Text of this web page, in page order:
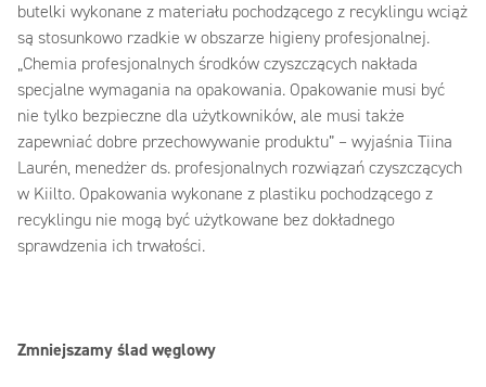
butelki wykonane z materiału pochodzącego z recyklingu wciąż
są stosunkowo rzadkie w obszarze higieny profesjonalnej.
„Chemia profesjonalnych środków czyszczących nakłada
specjalne wymagania na opakowania. Opakowanie musi być
nie tylko bezpieczne dla użytkowników, ale musi także
zapewniać dobre przechowywanie produktu” – wyjaśnia Tiina
Laurén, menedżer ds. profesjonalnych rozwiązań czyszczących
w Kiilto. Opakowania wykonane z plastiku pochodzącego z
recyklingu nie mogą być użytkowane bez dokładnego
sprawdzenia ich trwałości.
Zmniejszamy ślad węglowy